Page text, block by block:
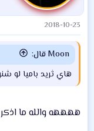
2018-10-23
Moon قال:
هاي ثريد باميا لو
ههههه والله ما